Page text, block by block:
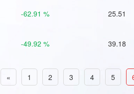
-62.91 % 25.51
-49.92 % 39.18
« 1 2 3 4 5